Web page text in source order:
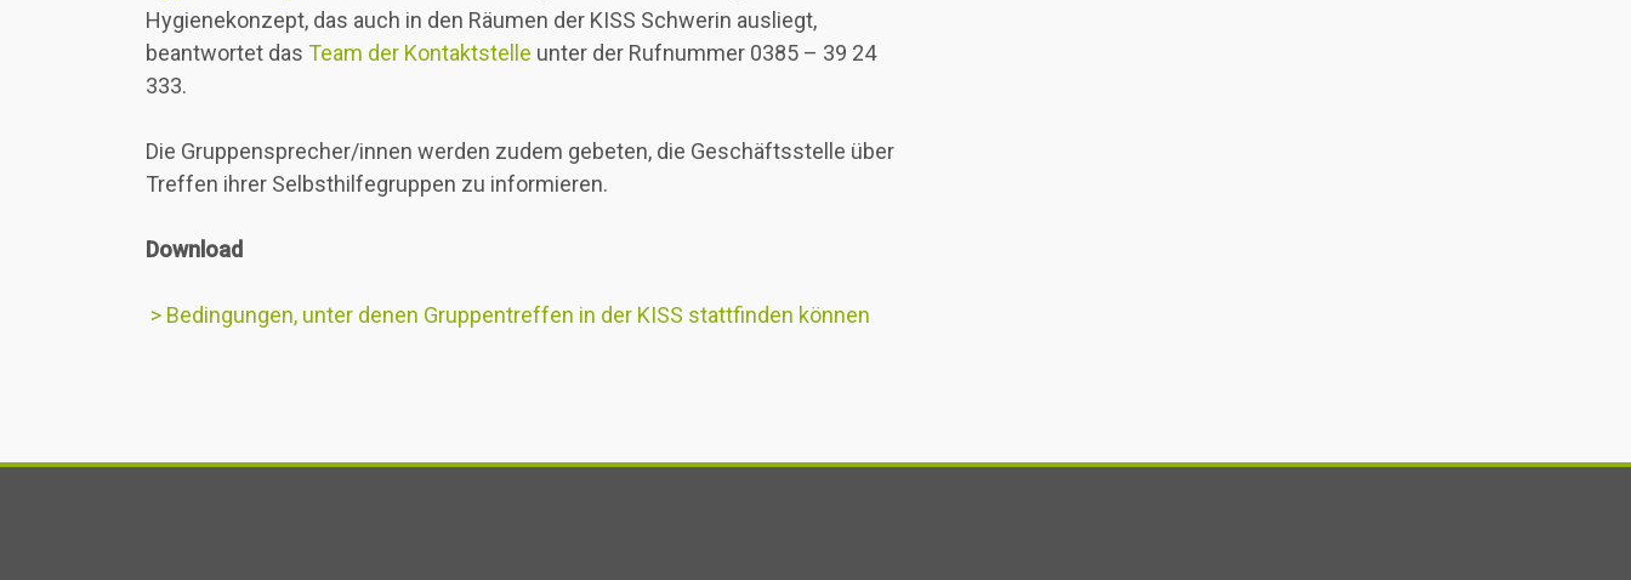
Hygienekonzept, das auch in den Räumen der KISS Schwerin ausliegt,
beantwortet das Team der Kontaktstelle unter der Rufnummer 0385 – 39 24
333.
Die Gruppensprecher/innen werden zudem gebeten, die Geschäftsstelle über
Treffen ihrer Selbsthilfegruppen zu informieren.
Download
> Bedingungen, unter denen Gruppentreffen in der KISS stattfinden können